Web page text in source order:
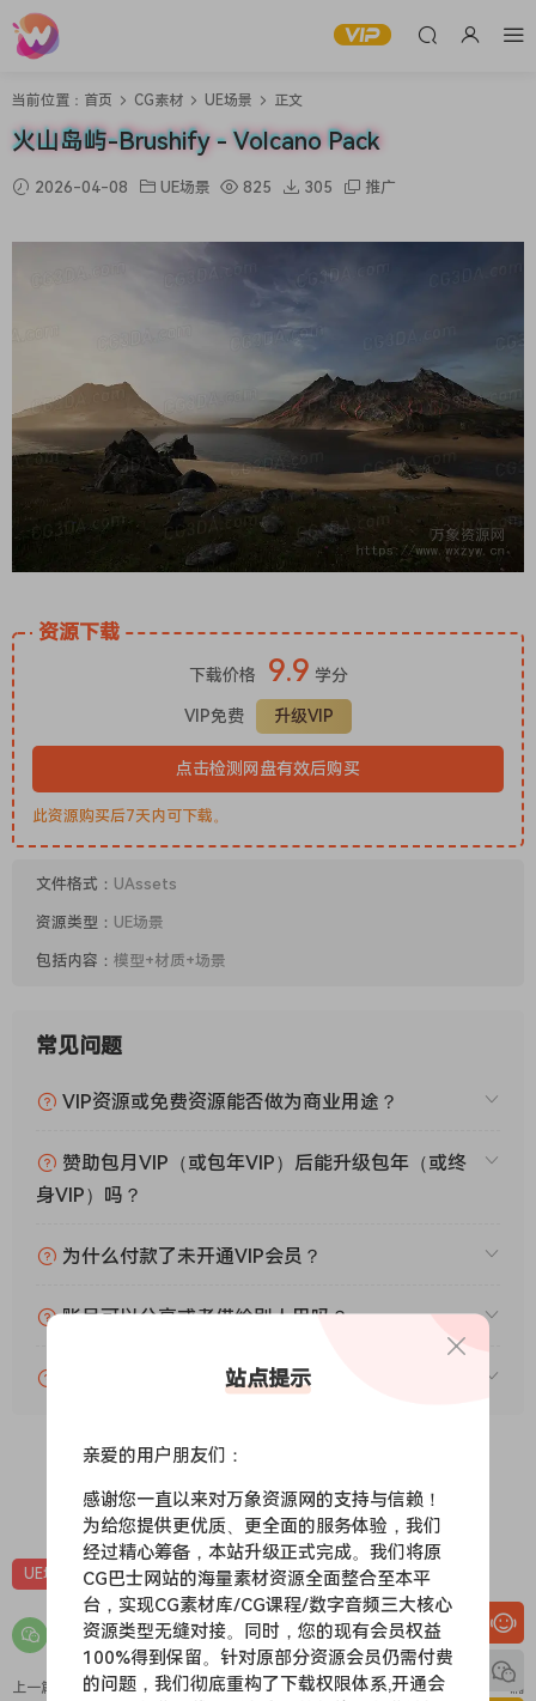
当前位置： 首页 CG素材 UE场景 正文
火山岛屿-Brushify - Volcano Pack
2026-04-08 UE场景 825 305 推广
资源下载
下载价格 9.9 学分
VIP免费 升级VIP
点击检测网盘有效后购买
此资源购买后7天内可下载。
文件格式： UAssets
资源类型： UE场景
包括内容： 模型+材质+场景
常见问题
VIP资源或免费资源能否做为商业用途？
赞助包月VIP（或包年VIP）后能升级包年（或终
身VIP）吗？
为什么付款了未开通VIP会员？
账号可以分享或者借给别人用吗？
VIP会员剩余时间查询？
0 0
UE场景 UE场景-自然环境 UE资源
上一篇 下一篇
站点提示
亲爱的用户朋友们：
感谢您一直以来对万象资源网的支持与信赖！
为给您提供更优质、更全面的服务体验，我们
经过精心筹备，本站升级正式完成。我们将原
CG巴士网站的海量素材资源全面整合至本平
台，实现CG素材库/CG课程/数字音频三大核心
资源类型无缝对接。同时，您的现有会员权益
100%得到保留。针对原部分资源会员仍需付费
的问题，我们彻底重构了下载权限体系,开通会